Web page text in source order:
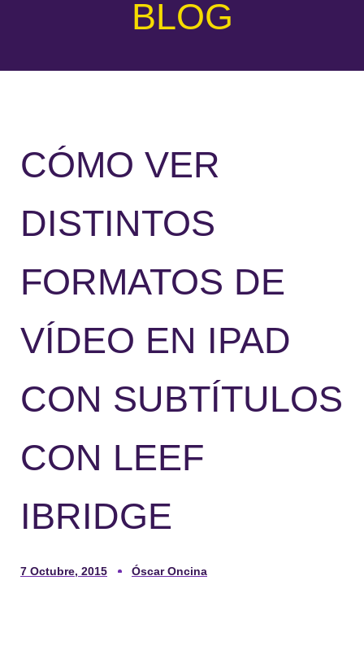
BLOG
CÓMO VER
DISTINTOS
FORMATOS DE
VÍDEO EN IPAD
CON SUBTÍTULOS
CON LEEF
IBRIDGE
7 Octubre, 2015 Óscar Oncina